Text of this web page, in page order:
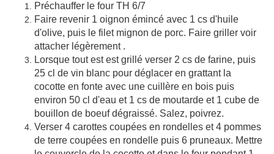
Préchauffer le four TH 6/7
Faire revenir 1 oignon émincé avec 1 cs d'huile
d'olive, puis le filet mignon de porc. Faire griller voir
attacher légèrement .
Lorsque tout est est grillé verser 2 cs de farine, puis
25 cl de vin blanc pour déglacer en grattant la
cocotte en fonte avec une cuillère en bois puis
environ 50 cl d'eau et 1 cs de moutarde et 1 cube de
bouillon de boeuf dégraissé. Salez, poivrez.
Verser 4 carottes coupées en rondelles et 4 pommes
de terre coupées en rondelle puis 6 pruneaux. Mettre